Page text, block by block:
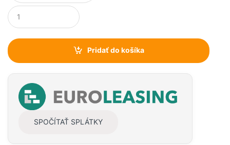
Q
u
a
t
i
y
Pridať do košíka
SPOČÍTAŤ SPLÁTKY